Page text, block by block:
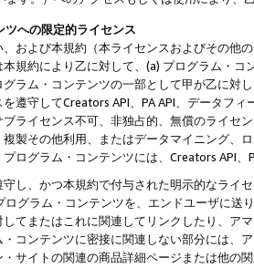
への限定的ライセンス
および本規約（本ライセンスおよびその他
規約により乙に対して、(a) プログラム・
ラム・コンテンツの一部として甲が乙に対
遵守してCreators API、PA API、データフ
ライセンス不可、非独占的、無償のライセ
製その他利用、またはデータマイニング、
ログラム・コンテンツには、Creators API
守し、かつ本規約で付与された明示的なライ
ログラム・コンテンツを、エンドユーザに
てまたはこれに関連してリンクしたり、ア
コンテンツに密接に関連しない部分には、
サイトの関連の商品詳細ページまたは他の